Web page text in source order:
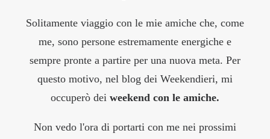
Solitamente viaggio con le mie amiche che, come
me, sono persone estremamente energiche e
sempre pronte a partire per una nuova meta. Per
questo motivo, nel blog dei Weekendieri, mi
occuperò dei weekend con le amiche.
Non vedo l'ora di portarti con me nei prossimi